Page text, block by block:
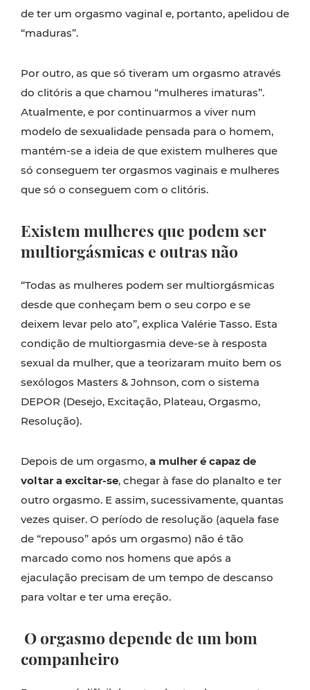
de ter um orgasmo vaginal e, portanto, apelidou de
“maduras”.
Por outro, as que só tiveram um orgasmo através
do clitóris a que chamou “mulheres imaturas”.
Atualmente, e por continuarmos a viver num
modelo de sexualidade pensada para o homem,
mantém-se a ideia de que existem mulheres que
só conseguem ter orgasmos vaginais e mulheres
que só o conseguem com o clitóris.
Existem mulheres que podem ser
multiorgásmicas e outras não
“Todas as mulheres podem ser multiorgásmicas
desde que conheçam bem o seu corpo e se
deixem levar pelo ato”, explica Valérie Tasso. Esta
condição de multiorgasmia deve-se à resposta
sexual da mulher, que a teorizaram muito bem os
sexólogos Masters & Johnson, com o sistema
DEPOR (Desejo, Excitação, Plateau, Orgasmo,
Resolução).
Depois de um orgasmo, a mulher é capaz de
voltar a excitar-se, chegar à fase do planalto e ter
outro orgasmo. E assim, sucessivamente, quantas
vezes quiser. O período de resolução (aquela fase
de “repouso” após um orgasmo) não é tão
marcado como nos homens que após a
ejaculação precisam de um tempo de descanso
para voltar e ter uma ereção.
O orgasmo depende de um bom
companheiro